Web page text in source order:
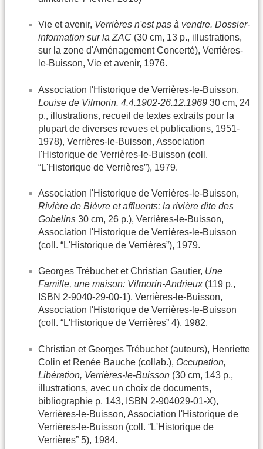
Vie et avenir, Verrières n'est pas à vendre. Dossier-
information sur la ZAC (30 cm, 13 p., illustrations,
sur la zone d'Aménagement Concerté), Verrières-
le-Buisson, Vie et avenir, 1976.
Association l'Historique de Verrières-le-Buisson,
Louise de Vilmorin. 4.4.1902-26.12.1969 30 cm, 24
p., illustrations, recueil de textes extraits pour la
plupart de diverses revues et publications, 1951-
1978), Verrières-le-Buisson, Association
l'Historique de Verrières-le-Buisson (coll.
“L'Historique de Verrières”), 1979.
Association l'Historique de Verrières-le-Buisson,
Rivière de Bièvre et affluents: la rivière dite des
Gobelins 30 cm, 26 p.), Verrières-le-Buisson,
Association l'Historique de Verrières-le-Buisson
(coll. “L'Historique de Verrières”), 1979.
Georges Trébuchet et Christian Gautier, Une
Famille, une maison: Vilmorin-Andrieux(119 p.,
ISBN 2-9040-29-00-1), Verrières-le-Buisson,
Association l'Historique de Verrières-le-Buisson
(coll. “L'Historique de Verrières” 4), 1982.
Christian et Georges Trébuchet (auteurs), Henriette
Colin et Renée Bauche (collab.), Occupation,
Libération, Verrières-le-Buisson (30 cm, 143 p.,
illustrations, avec un choix de documents,
bibliographie p. 143, ISBN 2-904029-01-X),
Verrières-le-Buisson, Association l'Historique de
Verrières-le-Buisson (coll. “L'Historique de
Verrières” 5), 1984.